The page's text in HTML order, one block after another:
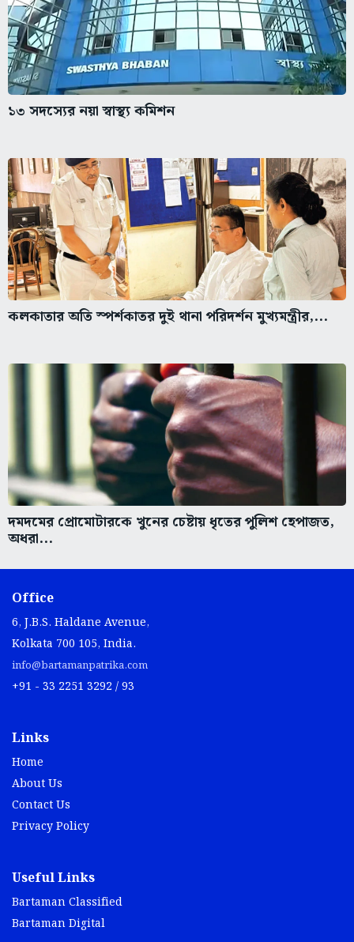
১৩ সদস্যের নয়া স্বাস্থ্য কমিশন
কলকাতার অতি স্পর্শকাতর দুই থানা পরিদর্শন মুখ্যমন্ত্রীর,...
দমদমের প্রোমোটারকে খুনের চেষ্টায় ধৃতের পুলিশ হেপাজত,
অধরা...
Office
6, J.B.S. Haldane Avenue,
Kolkata 700 105, India.
info@bartamanpatrika.com
+91 - 33 2251 3292 / 93
Links
Home
About Us
Contact Us
Privacy Policy
Useful Links
Bartaman Classified
Bartaman Digital